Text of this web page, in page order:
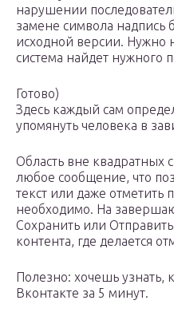
нарушении
замене символа надпись
исходной версии. Нужно
система найдет нужного
Готово)
Здесь каждый сам
упомянуть человека в
Область вне квадратных
любое сообщение, что
текст или даже отметить
необходимо. На
Сохранить или
контента, где делается
Полезно: хочешь узнать,
Вконтакте за 5 минут.